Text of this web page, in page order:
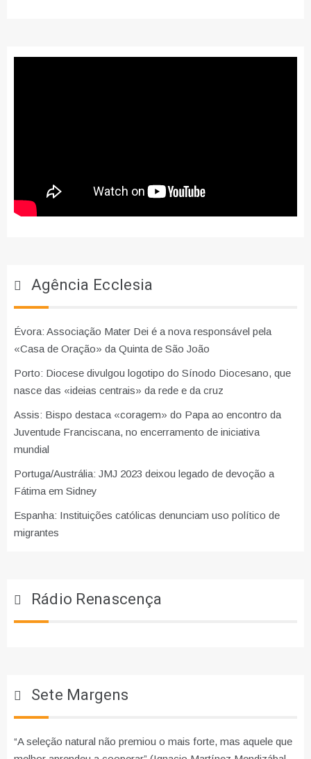
Agência Ecclesia
Évora: Associação Mater Dei é a nova responsável pela
«Casa de Oração» da Quinta de São João
Porto: Diocese divulgou logotipo do Sínodo Diocesano, que
nasce das «ideias centrais» da rede e da cruz
Assis: Bispo destaca «coragem» do Papa ao encontro da
Juventude Franciscana, no encerramento de iniciativa
mundial
Portuga/Austrália: JMJ 2023 deixou legado de devoção a
Fátima em Sidney
Espanha: Instituições católicas denunciam uso político de
migrantes
Rádio Renascença
Sete Margens
“A seleção natural não premiou o mais forte, mas aquele que